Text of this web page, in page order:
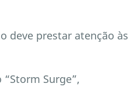
deve prestar atenção às
Surge”,